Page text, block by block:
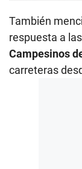
También
respuesta a
Campesinos
carreteras